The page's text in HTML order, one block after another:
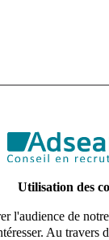
Utilisation des
l'audience de
Au